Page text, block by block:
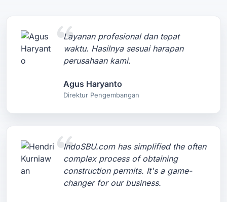
Layanan profesional dan tepat
waktu. Hasilnya sesuai harapan
perusahaan kami.
Agus Haryanto
Direktur Pengembangan
IndoSBU.com has simplified the often
complex process of obtaining
construction permits. It's a game-
changer for our business.